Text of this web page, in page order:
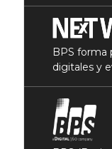
BPS forma
digitales y